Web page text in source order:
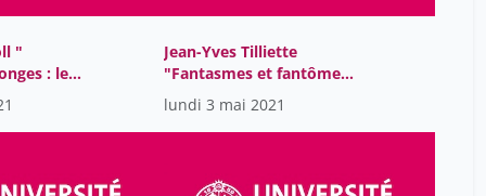
Wolf-Bonvin Romaine 9
Würgler Andreas
Zahnd Ueli
"
: les
la
du
Jean-Yves Tilliette
"Fantasmes et fantômes:
les rêves de l'abbé
Guibert de Nogent"
lundi 3 mai 2021